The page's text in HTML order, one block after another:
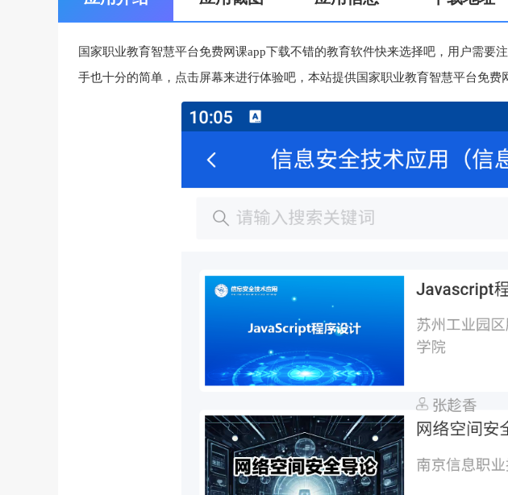
国家职业教育智慧平台免费网课app下载不错的教育软件快来选择吧，用户需要
手也十分的简单，点击屏幕来进行体验吧，本站提供国家职业教育智慧平台免费